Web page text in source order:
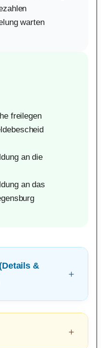
warten
freilegen
an die
an das
&